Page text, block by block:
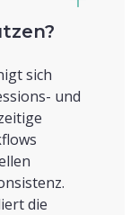
sich
und
die